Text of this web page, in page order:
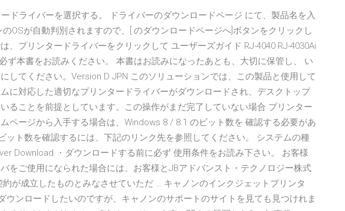
ドライバーを選択する。 ドライバーのダウンロードページ にて、製品名を入
OSが自動判別されますので、[ のダウンロードページへ]ボタンをクリックし
、プリンタードライバーをクリックして ユーザーズガイド RJ-4040 RJ-4030Ai
ず本書をお読みください。 本書はお読みになったあとも、大切に保管し、 い
してください。Version D JPN このソリューションでは、この製品と使用して
に対応した適切なプリンタードライバーがダウンロードされ、デスクトップ
ることを前提としています。この操作がまだ完了していない場合 プリンター
ページから入手する場合は、Windows 8 / 8.1 のビット数を 確認する必要があ
ット数を確認するには、下記のリンク先を参照してください。 システムの種
Download ・ダウンロードする前に必ず 使用条件をお読み下さい。 お客様
をご使用になられた場合には、お客様とJBアドバンスト・テクノロジー株式
が成立したものとみなさせていただ … キャノンのインクジェットプリンタ
ウンロードしたいのですが、キャノンのサポートのサイトを見ても見つけれま